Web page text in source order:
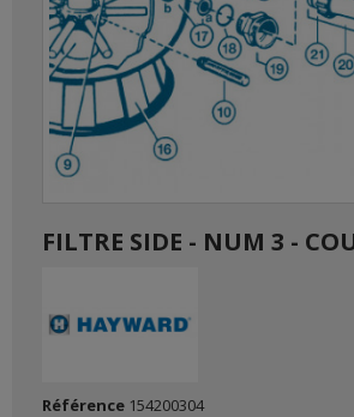
FILTRE SIDE - NUM 3 -
Référence 154200304